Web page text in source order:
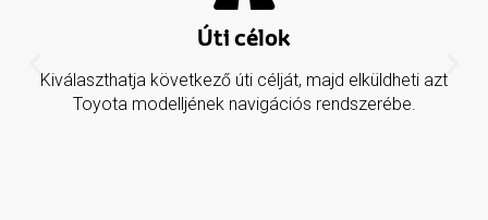
Úti célok
Kiválaszthatja következő úti célját, majd elküldheti azt
Toyota modelljének navigációs rendszerébe.